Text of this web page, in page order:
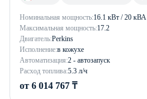
Номинальная мощность:16.1 кВт / 20 кВА
Максимальная мощность:17.2
Двигатель:Perkins
Исполнение:в кожухе
Автоматизация:2 - автозапуск
Расход топлива:5.3 л/ч
от 6 014 767 ₸